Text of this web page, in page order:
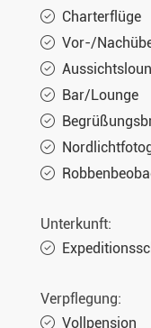
Charterflüge
Vor-/
Bar/Lounge
Unterkunft:
Verpflegung:
Vollpension